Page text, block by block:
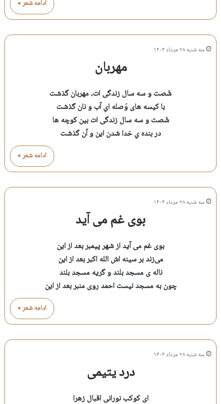
ادامه شعر »
سه شنبه ۲۸ مرداد ۱۴۰۴
مهربان
شَصت و سه سال زندگی ات، مهربان گذشت
با کیسه های وَصله ایِ آب و نان گذشت
شَصت و سه سال زندگی ات بین کوچه ها
در بنده یِ خدا شدن این و آن گذشت
ادامه شعر »
سه شنبه ۲۸ مرداد ۱۴۰۴
بوی غم می آید
بوی غم می آید از شهر پیمبر بعد از این
می‌زند بر سینه اش الله اکبر بعد از این
ناله ی مسجد بلند و گریه مسجد بلند
چون به مسجد نیست احمد روی منبر بعد از این
ادامه شعر »
سه شنبه ۲۸ مرداد ۱۴۰۴
درد یتیمی
ای کوکب نورانی اقبال زهرا